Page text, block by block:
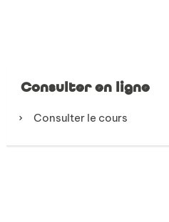
Consulter en ligne
Consulter le cours